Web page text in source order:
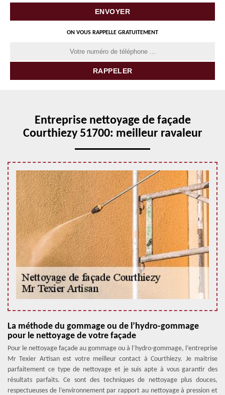
ON VOUS RAPPELLE GRATUITEMENT
Entreprise nettoyage de façade
Courthiezy 51700: meilleur ravaleur
La méthode du gommage ou de l’hydro-gommage
pour le nettoyage de votre façade
Pour le nettoyage façade au gommage ou à l’hydro-gommage, l’entreprise
Mr Texier Artisan est votre meilleur contact à Courthiezy. Je maitrise
parfaitement ce type de nettoyage et je suis apte à vous garantir des
résultats parfaits. Ce sont des techniques de nettoyage plus douces,
respectueuses de l’environnement par rapport au nettoyage à pression et